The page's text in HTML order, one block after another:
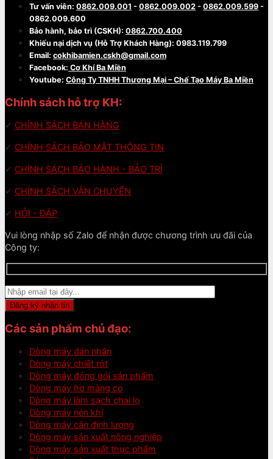
Tư vấn viên: 0862.009.001 - 0862.009.002 - 0862.009.599 -
0862.009.600
Bảo hành, bảo trì (CSKH): 0862.700.400
Khiếu nại dịch vụ (Hỗ Trợ Khách Hàng): 0983.119.799
Email: cokhibamien.cskh@gmail.com
Facebook: Cơ Khí Ba Miền
Youtube: Công Ty TNHH Thương Mại – Chế Tạo Máy Ba Miền
Chính sách hỗ trợ KH:
✔ CHÍNH SÁCH BÁN HÀNG
✔ CHÍNH SÁCH BẢO MẬT THÔNG TIN
✔ CHÍNH SÁCH BẢO HÀNH - BẢO TRÌ
✔ CHÍNH SÁCH VẬN CHUYỂN
✔ HỎI - ĐÁP
Vui lòng nhập số Zalo để nhận được chương trình ưu đãi của
Công ty:
Các sản phẩm chủ đạo:
Dòng máy dán nhãn
Dòng máy chiết rót
Dòng máy đóng gói sản phẩm
Dòng máy hơ màng co
Dòng máy làm sạch chai lọ
Dòng máy nén khí
Dòng máy cân định lượng
Dòng máy sản xuất nông nghiệp
Dòng máy sản xuất thực phẩm